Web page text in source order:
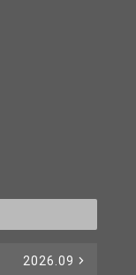
2026.09